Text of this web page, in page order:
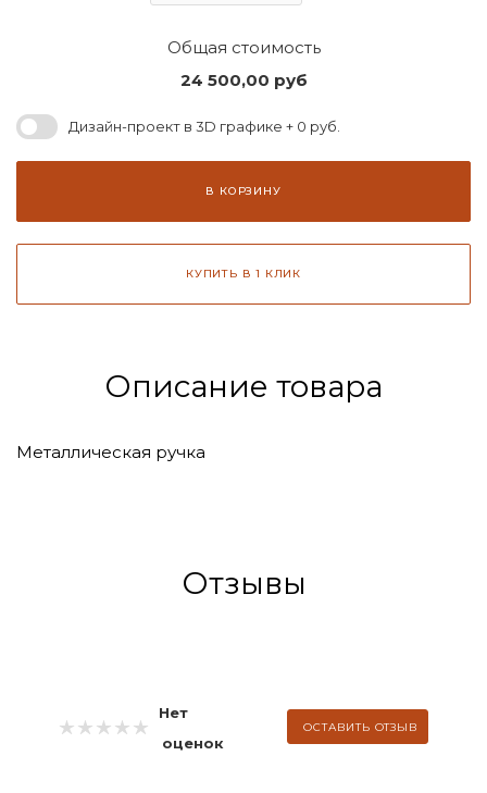
Общая стоимость
24 500,00 руб
Дизайн-проект в 3D графике + 0 руб.
В КОРЗИНУ
КУПИТЬ В 1 КЛИК
Описание товара
Металлическая ручка
Отзывы
Нет
оценок
ОСТАВИТЬ ОТЗЫВ